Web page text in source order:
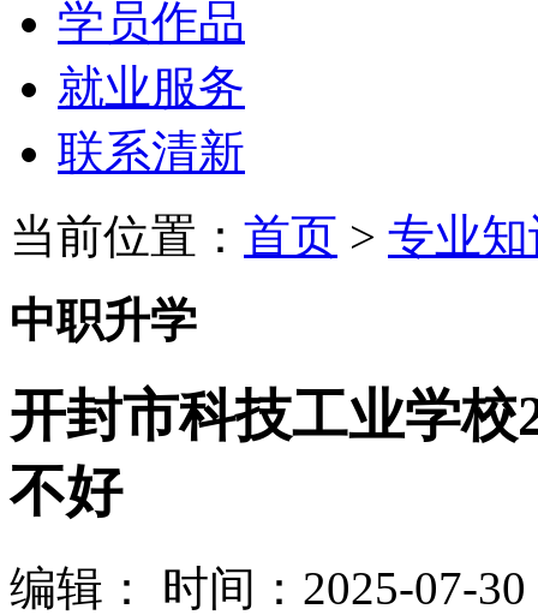
学员作品
就业服务
联系清新
当前位置： 首页 > 专业
中职升学
开封市科技工业学校
不好
编辑：
时间：2025-07-30